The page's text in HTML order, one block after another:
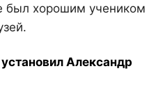
был хорошим учеником
Александр